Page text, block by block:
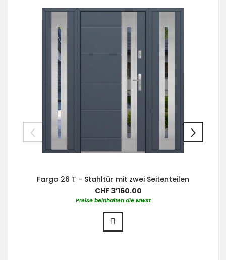
Fargo 26 T - Stahltür mit zwei Seitenteilen
CHF 3’160.00
Preise beinhalten die MwSt